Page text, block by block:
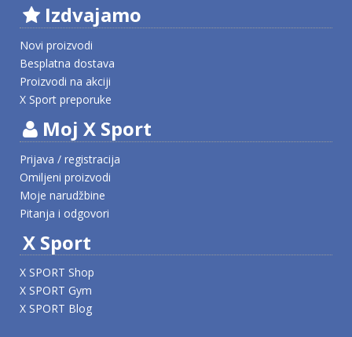
Izdvajamo
Novi proizvodi
Besplatna dostava
Proizvodi na akciji
X Sport preporuke
Moj X Sport
Prijava / registracija
Omiljeni proizvodi
Moje narudžbine
Pitanja i odgovori
X Sport
X SPORT Shop
X SPORT Gym
X SPORT Blog